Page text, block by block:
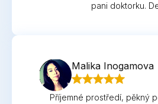
pani doktorku.
Malika Inogamova
Příjemné prostředí, pěkný